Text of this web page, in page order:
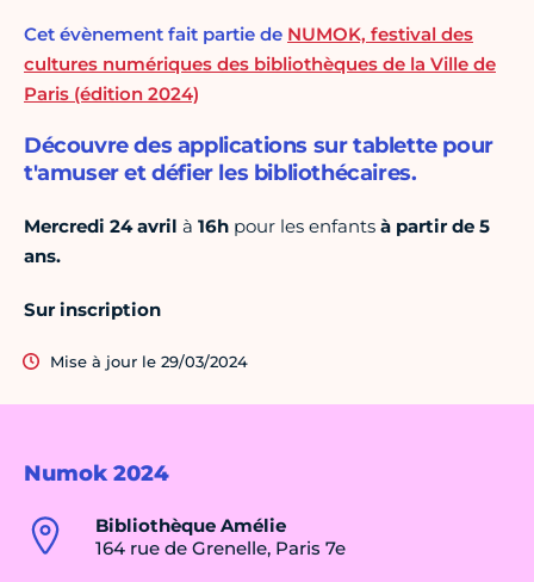
Numok 2024
Bibliothèque Amélie
164 rue de Grenelle, Paris 7e
Cet évènement fait partie de NUMOK, festival des
cultures numériques des bibliothèques de la Ville de
Paris (édition 2024)
Découvre des applications sur tablette pour
t'amuser et défier les bibliothécaires.
Mercredi 24 avril à 16h pour les enfants à partir de 5
ans.
Sur inscription
Mise à jour le 29/03/2024